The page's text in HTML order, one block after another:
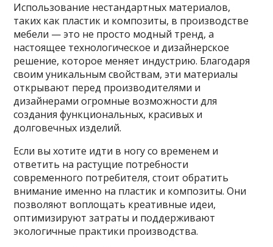
Использование нестандартных материалов,
таких как пластик и композиты, в производстве
мебели — это не просто модный тренд, а
настоящее технологическое и дизайнерское
решение, которое меняет индустрию. Благодаря
своим уникальным свойствам, эти материалы
открывают перед производителями и
дизайнерами огромные возможности для
создания функциональных, красивых и
долговечных изделий.
Если вы хотите идти в ногу со временем и
ответить на растущие потребности
современного потребителя, стоит обратить
внимание именно на пластик и композиты. Они
позволяют воплощать креативные идеи,
оптимизируют затраты и поддерживают
экологичные практики производства.